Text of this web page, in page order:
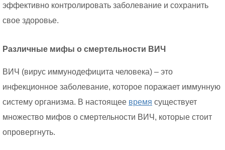
эффективно контролировать заболевание и сохранить
свое здоровье.
Различные мифы о смертельности ВИЧ
ВИЧ (вирус иммунодефицита человека) – это
инфекционное заболевание, которое поражает иммунную
систему организма. В настоящее время существует
множество мифов о смертельности ВИЧ, которые стоит
опровергнуть.